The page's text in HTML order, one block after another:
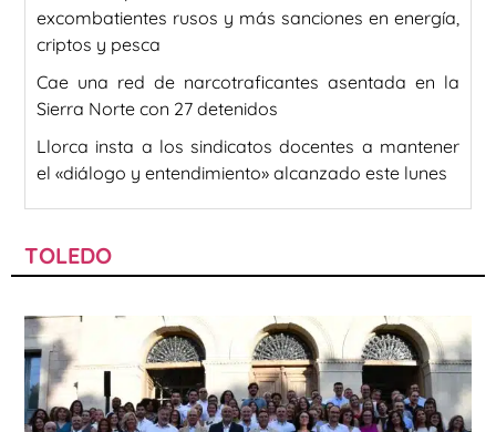
excombatientes rusos y más sanciones en energía,
criptos y pesca
Cae una red de narcotraficantes asentada en la
Sierra Norte con 27 detenidos
Llorca insta a los sindicatos docentes a mantener
el «diálogo y entendimiento» alcanzado este lunes
TOLEDO